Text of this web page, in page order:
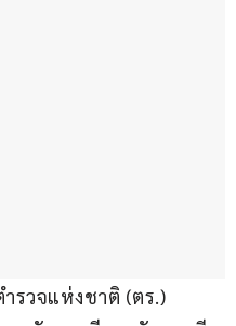
รวจแห่งชาติ (ตร.)